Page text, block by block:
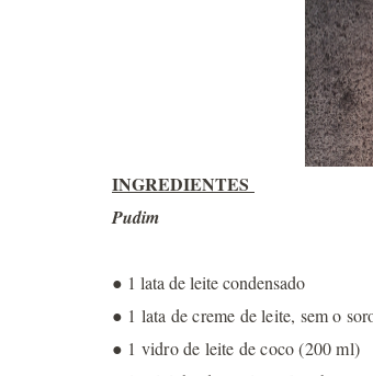
INGREDIENTES
Pudim
● 1 lata de leite condensado
● 1 lata de creme de leite, sem o
● 1 vidro de leite de coco (200 ml)